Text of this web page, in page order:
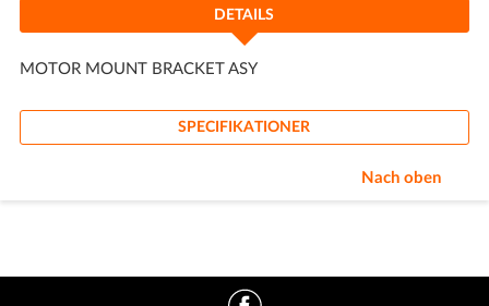
DETAILS
MOTOR MOUNT BRACKET ASY
SPECIFIKATIONER
Nach oben